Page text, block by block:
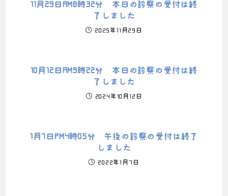
11月29日AM8時32分 本日の診察の受付は終
了しました
2025年11月29日
10月12日AM9時22分 本日の診察の受付は終
了しました
2024年10月12日
1月7日PM4時05分 午後の診察の受付は終了
しました
2022年1月7日